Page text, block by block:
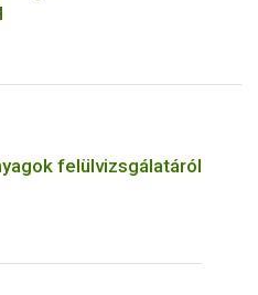
felülvizsgálatáról